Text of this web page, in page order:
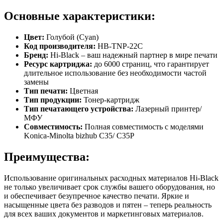
Основные характеристики:
Цвет: Голубой (Cyan)
Код производителя: HB-TNP-22C
Бренд: Hi-Black – ваш надежный партнер в мире печати
Ресурс картриджа: до 6000 страниц, что гарантирует
длительное использование без необходимости частой
замены
Тип печати: Цветная
Тип продукции: Тонер-картридж
Тип печатающего устройства: Лазерный принтер/
МФУ
Совместимость: Полная совместимость с моделями
Konica-Minolta bizhub C35/ C35P
Преимущества:
Использование оригинальных расходных материалов Hi-Black
не только увеличивает срок службы вашего оборудования, но
и обеспечивает безупречное качество печати. Яркие и
насыщенные цвета без разводов и пятен – теперь реальность
для всех ваших документов и маркетинговых материалов.